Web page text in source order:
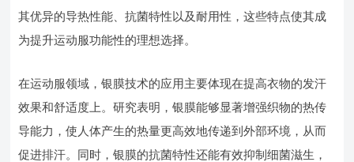
其优异的导热性能、抗菌特性以及耐用性，这些特点使其成
为提升运动服功能性的理想选择。
在运动服领域，银膜技术的应用主要体现在提高衣物的发汗
效果和舒适度上。研究表明，银膜能够显著增强织物的热传
导能力，使人体产生的热量更高效地传递到外部环境，从而
促进排汗。同时，银膜的抗菌特性还能有效抑制细菌滋生，